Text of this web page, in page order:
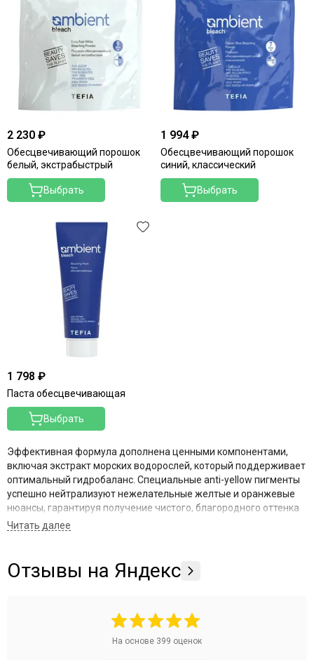
AMBIENT long - Для ухода за длинными волосами с
растительным кератином
2 230 ₽
Обесцвечивающий порошок
белый, экстрабыстрый
Выбрать
1 994 ₽
Обесцвечивающий порошок
синий, классический
Выбрать
1 798 ₽
Паста обесцвечивающая
Выбрать
Эффективная формула дополнена ценными компонентами,
включая экстракт морских водорослей, который поддерживает
оптимальный гидробаланс. Специальные anti-yellow пигменты
успешно нейтрализуют нежелательные желтые и оранжевые
нюансы, гарантируя получение чистого, благородного оттенка
блонд.
результат осветления без компромиссов.
волосам салонную прочность, сияющую чищину цвета и
Отзывы на Яндекс
На основе 399 оценок